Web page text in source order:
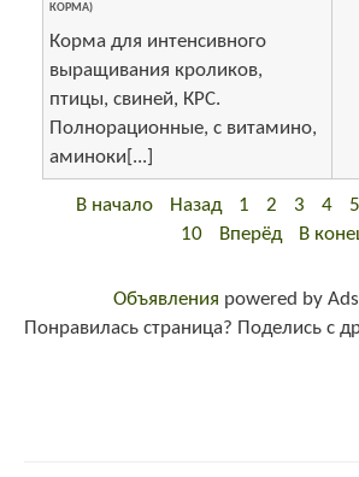
КОРМА)
Корма для интенсивного
выращивания кроликов,
птицы, свиней, КРС.
Полнорационные, с витамино,
аминоки[...]
В начало Назад 1 2 3 4 5
10
Вперёд В
Объявления powered by
Понравилась страница? Поделись с